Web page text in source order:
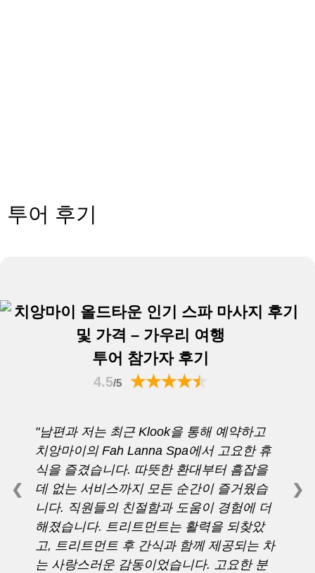
투어 후기
투어 참가자 후기
4.5/5
남편과 저는 최근 Klook을 통해 예약하고
치앙마이의 Fah Lanna Spa에서 고요한 휴
식을 즐겼습니다. 따뜻한 환대부터 흠잡을
데 없는 서비스까지 모든 순간이 즐거웠습
니다. 직원들의 친절함과 도움이 경험에 더
해졌습니다. 트리트먼트는 활력을 되찾았
고, 트리트먼트 후 간식과 함께 제공되는 차
는 사랑스러운 감동이었습니다. 고요한 분
❮ ❯